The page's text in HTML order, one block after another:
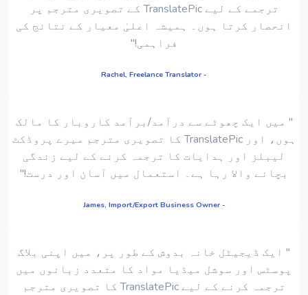
ترجمے کے لیے TranslatePic کے تصویری مترجم پر
انحصار کرتا ہوں۔ ہمیشہ اعلیٰ معیار کے نتائج کی
فراہمی!"
- Rachel, Freelance Translator
" میں ایک چھوٹے سے درآمد/برآمد کاروبار کا مالک
ہوں، اور TranslatePic کا تصویری مترجم میرے پروڈکٹ
لیبلز اور ہدایات کا ترجمہ کرنے کے لیے زندگی
بچانے والا رہا ہے۔ استعمال میں آسان اور درست!"
- James, Import/Export Business Owner
" ایک ڈیجیٹل خانہ بدوش کے طور پر، میں اپنی بلاگ
پوسٹس اور سوشل میڈیا مواد کا متعدد زبانوں میں
ترجمہ کرنے کے لیے TranslatePic کا تصویری مترجم